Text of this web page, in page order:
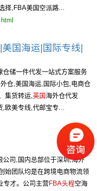
择,FBA美国空派路...
国海运|国际专线|
仓储一件代发一站式方案服务
仓,美国海运,国际小包,电商仓
集货转运,英国海外仓代发
,欧美专线,代邮宝专...
公司,国内总部位于深圳,海外
始团队均是在跨境电商物流领
专才。公司主营FBA头程空海